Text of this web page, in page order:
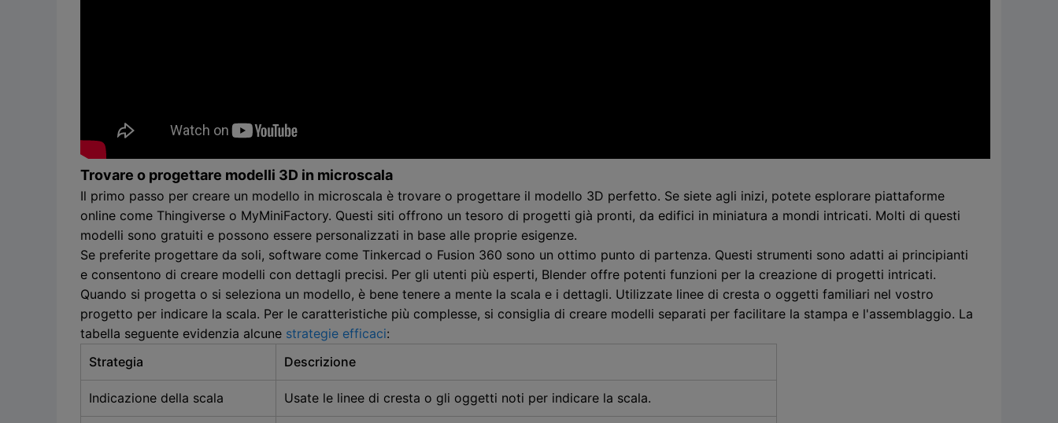
Trovare o progettare modelli 3D in microscala
Il primo passo per creare un modello in microscala è trovare o progettare il modello 3D perfetto. Se siete agli inizi, potete esplorare piattaforme
online come Thingiverse o MyMiniFactory. Questi siti offrono un tesoro di progetti già pronti, da edifici in miniatura a mondi intricati. Molti di questi
modelli sono gratuiti e possono essere personalizzati in base alle proprie esigenze.
Se preferite progettare da soli, software come Tinkercad o Fusion 360 sono un ottimo punto di partenza. Questi strumenti sono adatti ai principianti
e consentono di creare modelli con dettagli precisi. Per gli utenti più esperti, Blender offre potenti funzioni per la creazione di progetti intricati.
Quando si progetta o si seleziona un modello, è bene tenere a mente la scala e i dettagli. Utilizzate linee di cresta o oggetti familiari nel vostro
progetto per indicare la scala. Per le caratteristiche più complesse, si consiglia di creare modelli separati per facilitare la stampa e l'assemblaggio. La
tabella seguente evidenzia alcune strategie efficaci:
Strategia
Descrizione
Indicazione della scala Usate le linee di cresta o gli oggetti noti per indicare la scala.